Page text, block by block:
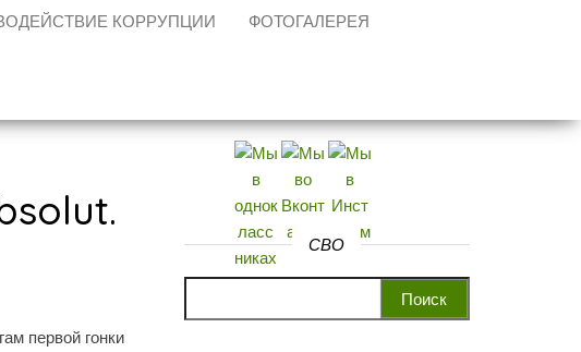
КОРРУПЦИИ ФОТОГАЛЕРЕЯ
первой гонки
СВО